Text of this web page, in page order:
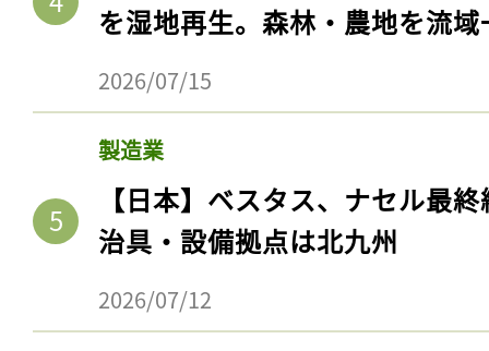
を湿地再生。森林・農地を流
2026/07/15
製造業
【日本】ベスタス、ナセル最
治具・設備拠点は北九州
2026/07/12